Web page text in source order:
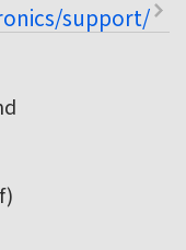
support/